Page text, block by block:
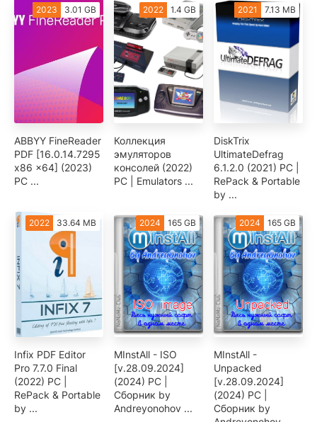
2023 3.01 GB
ABBYY FineReader
PDF [16.0.14.7295
x86 x64] (2023)
PC ...
2022 1.4 GB
Коллекция
эмуляторов
консолей (2022)
PC | Emulators ...
2021 7.13 MB
DiskTrix
UltimateDefrag
6.1.2.0 (2021) PC |
RePack & Portable
by ...
2022 33.64 MB
Infix PDF Editor
Pro 7.7.0 Final
(2022) PC |
RePack & Portable
by ...
2024 165 GB
MInstAll - ISO
[v.28.09.2024]
(2024) PC |
Сборник by
Andreyonohov ...
2024 165 GB
MInstAll -
Unpacked
[v.28.09.2024]
(2024) PC |
Сборник by